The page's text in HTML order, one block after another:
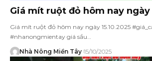
Giá mít ruột đỏ hôm nay ngày
Giá mít ruột đỏ hôm nay ngày 15.10.2025
#nhanongmientay giá sầu…
Nhà Nông Miền Tây 15/10/2025